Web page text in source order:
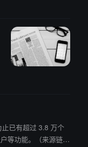
等功能。（来源链